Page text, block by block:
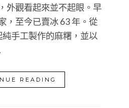
外觀看起來並不起眼。早
，至今已賣冰 63 年。從
純手工製作的麻糬，並以
READING